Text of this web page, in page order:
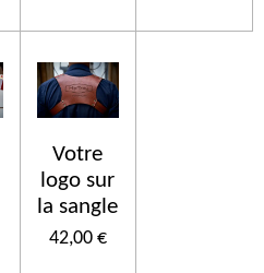
Votre
logo sur
la sangle
42,00 €